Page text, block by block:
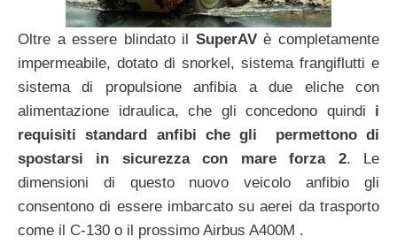
Oltre a essere blindato il SuperAVè completamente
impermeabile, dotato di snorkel, sistema frangiflutti e
sistema di propulsione anfibia a due eliche con
alimentazione idraulica, che gli concedono quindi i
requisiti standard anfibi che gli permettono di
spostarsi in sicurezza con mare forza 2. Le
dimensioni di questo nuovo veicolo anfibio gli
consentono di essere imbarcato su aerei da trasporto
come il C-130 o il prossimo Airbus A400M .